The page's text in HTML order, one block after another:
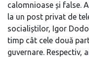
calomnioase și false.
la un post privat de
socialiștilor, Igor
timp cât cele două
guvernare. Respectiv,